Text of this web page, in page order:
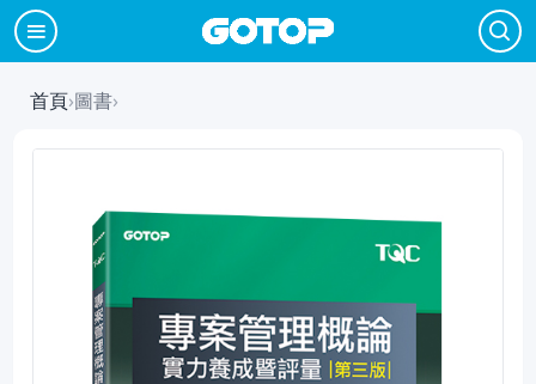
首頁›圖書›